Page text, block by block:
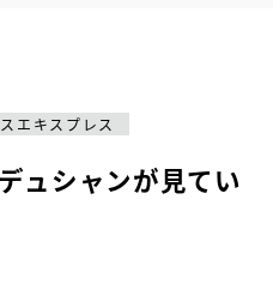
エキスプレス
ュシャンが見てい